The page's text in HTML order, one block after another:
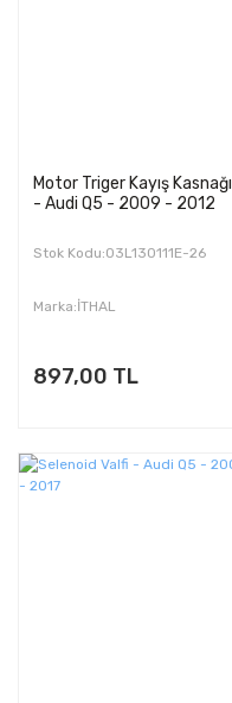
Motor Triger Kayış Kasnağı
- Audi Q5 - 2009 - 2012
Stok Kodu:03L130111E-26
Marka:İTHAL
897,00 TL